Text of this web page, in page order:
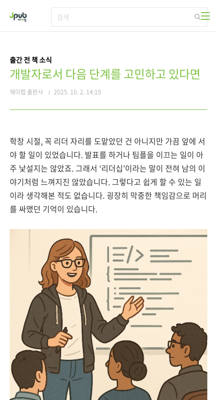
출간 전 책 소식
개발자로서 다음 단계를 고민하고 있다면
제이펍 출판사 2025. 10. 2. 14:15
학창 시절, 꼭 리더 자리를 도맡았던 건 아니지만 가끔 앞에 서
야 할 일이 있었습니다. 발표를 하거나 팀플을 이끄는 일이 아
주 낯설지는 않았죠. 그래서 ‘리더십’이라는 말이 전혀 남의 이
야기처럼 느껴지진 않았습니다. 그렇다고 쉽게 할 수 있는 일
이라 생각해본 적도 없습니다. 굉장히 막중한 책임감으로 머리
를 싸맸던 기억이 있습니다.